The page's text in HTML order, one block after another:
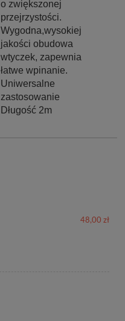
o zwiększonej
przejrzystości.
Wygodna,wysokiej
jakości obudowa
wtyczek, zapewnia
łatwe wpinanie.
Uniwersalne
zastosowanie
Długość 2m
48,00 zł